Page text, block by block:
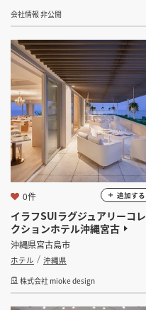
会社情報 非公開
イラフSUIラグジュアリーコレ
クションホテル沖縄宮古
沖縄県宮古島市
ホテル
沖縄県
株式会社 mioke design
0件 追加する